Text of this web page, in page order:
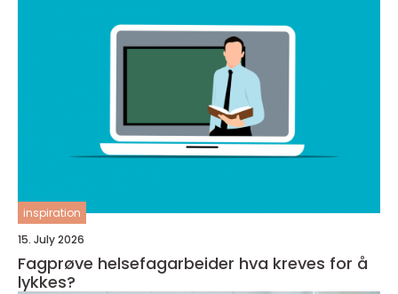
inspiration
15. July 2026
Fagprøve helsefagarbeider hva kreves for å
lykkes?